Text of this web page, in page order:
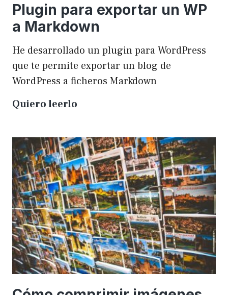
Plugin para exportar un WP
a Markdown
He desarrollado un plugin para WordPress
que te permite exportar un blog de
WordPress a ficheros Markdown
Quiero leerlo
exportar
un
WP
a
Markdown